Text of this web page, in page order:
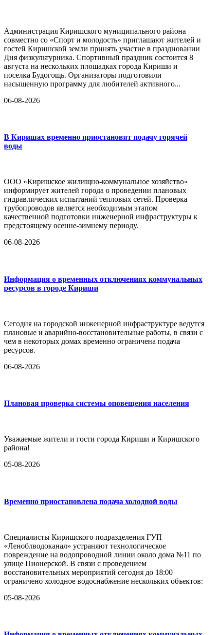
Администрация Киришского муниципального района
совместно со «Спорт и молодость» приглашают жителей и
гостей Киришской земли принять участие в праздновании
Дня физкультурника. Спортивный праздник состоится 8
августа на нескольких площадках города Кириши и
поселка Будогощь. Организаторы подготовили
насыщенную программу для любителей активного...
06-08-2026
В Киришах временно приостановят подачу горячей
воды
ООО «Киришское жилищно-коммунальное хозяйство»
информирует жителей города о проведении плановых
гидравлических испытаний тепловых сетей. Проверка
трубопроводов является необходимым этапом
качественной подготовки инженерной инфраструктуры к
предстоящему осенне-зимнему периоду.
06-08-2026
Информация о временных отключениях коммунальных
ресурсов в городе Кириши
Сегодня на городской инженерной инфраструктуре ведутся
плановые и аварийно-восстановительные работы, в связи с
чем в некоторых домах временно ограничена подача
ресурсов.
06-08-2026
Плановая проверка системы оповещения населения
Уважаемые жители и гости города Кириши и Киришского
района!
05-08-2026
Временно приостановлена подача холодной воды
Специалисты Киришского подразделения ГУП
«Леноблводоканал» устраняют технологическое
повреждение на водопроводной линии около дома №11 по
улице Пионерской. В связи с проведением
восстановительных мероприятий сегодня до 18:00
ограничено холодное водоснабжение нескольких объектов:
05-08-2026